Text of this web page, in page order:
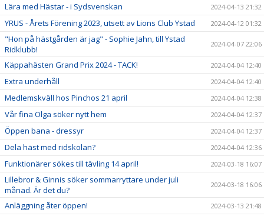
Lära med Hästar - i Sydsvenskan 2024-04-13 21:32
YRUS - Årets Förening 2023, utsett av Lions Club Ystad 2024-04-12 01:32
"Hon på hästgården är jag" - Sophie Jahn, till Ystad
Ridklubb!
2024-04-07 22:06
Käppahästen Grand Prix 2024 - TACK! 2024-04-04 12:40
Extra underhåll 2024-04-04 12:40
Medlemskväll hos Pinchos 21 april 2024-04-04 12:38
Vår fina Olga söker nytt hem 2024-04-04 12:37
Öppen bana - dressyr 2024-04-04 12:37
Dela häst med ridskolan? 2024-04-04 12:36
Funktionärer sökes till tävling 14 april! 2024-03-18 16:07
Lillebror & Ginnis söker sommarryttare under juli
månad. Är det du?
2024-03-18 16:06
Anläggning åter öppen! 2024-03-13 21:48